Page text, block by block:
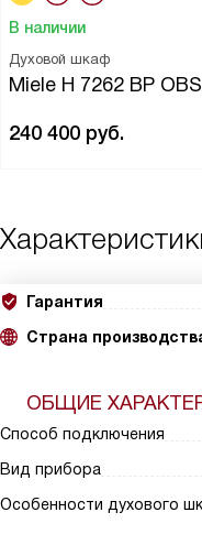
В наличии
Духовой шкаф
Miele H 7262 BP
240 400 руб.
Гарантия
Страна
ОБЩИЕ
Способ подключения
Вид прибора
Особенности духового